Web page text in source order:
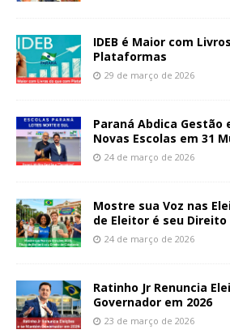
IDEB é Maior com
Plataformas
29 de março de 2026
Paraná Abdica Gestão
Novas Escolas em 31
24 de março de 2026
Mostre sua Voz nas
de Eleitor é seu Direito
24 de março de 2026
Ratinho Jr Renuncia
Governador em 2026
23 de março de 2026